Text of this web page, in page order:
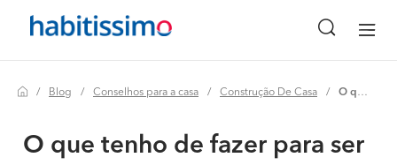
Blog Conselhos para a casa Construção De Casa O que tenho de fazer para ser favoritissimo 2020?
O que tenho de fazer para ser